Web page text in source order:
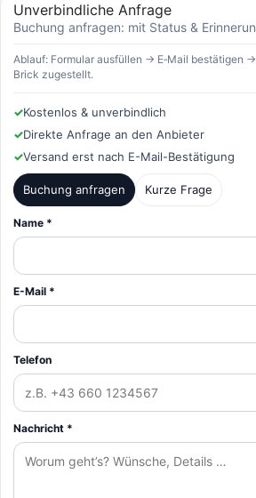
Unverbindliche Anfrage
Buchung anfragen: mit Status &
Ablauf: Formular ausfüllen → E‑Mail bestätigen
Brick zugestellt.
✓Kostenlos & unverbindlich
✓Direkte Anfrage an den Anbieter
✓Versand erst nach E-Mail-Bestätigung
Buchung anfragen Kurze Frage
Name *
E-Mail *
Telefon
Nachricht *